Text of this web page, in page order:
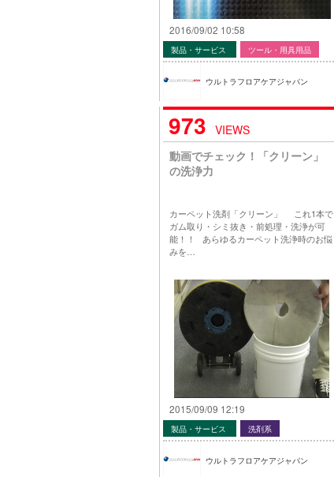
2016/09/02 10:58
製品・サービス ツール・用具用品
ウルトラフロアケアジャパン
973 VIEWS
動画でチェック！「クリーン」
の洗浄力
カーペット洗剤「クリーン」 これ1本で
ガム取り・シミ抜き・前処理・洗浄が可
能！！ あらゆるカーペット洗浄時のお悩
みを…
2015/09/09 12:19
製品・サービス 洗剤系
ウルトラフロアケアジャパン